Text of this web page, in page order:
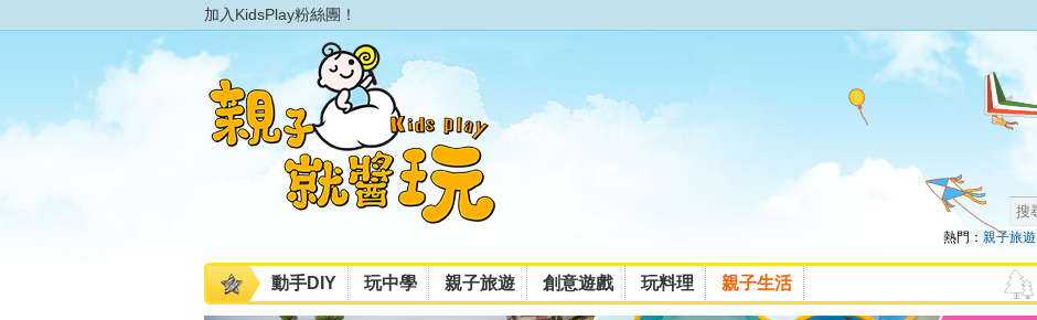
加入KidsPlay粉絲團！
熱門： 親子旅遊
動手DIY 玩中學 親子旅遊 創意遊戲 玩料理 親子生活